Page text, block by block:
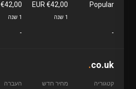
Popular
€42,00 EUR
1 שנה
€42,00 EUR
1 שנה
-
-
.co.uk
קטגוריה מחיר חדש העברה